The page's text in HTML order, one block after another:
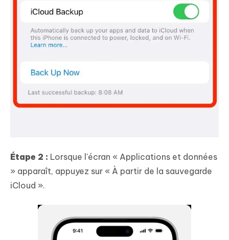
Étape 2 : Lorsque l'écran « Applications et données
» apparaît, appuyez sur « À partir de la sauvegarde
iCloud ».